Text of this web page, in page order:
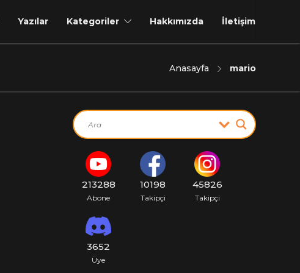
Yazılar Kategoriler Hakkımızda İletişim
Anasayfa mario
213288
Abone
10198
Takipçi
45826
Takipçi
3652
Üye